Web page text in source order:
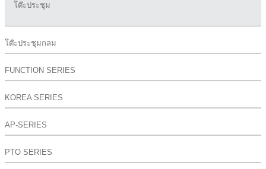
โต๊ะประชุม
โต๊ะประชุมกลม
FUNCTION SERIES
KOREA SERIES
AP-SERIES
PTO SERIES